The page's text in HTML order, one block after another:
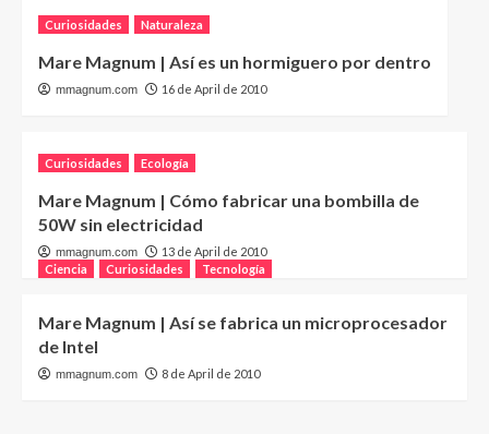
Curiosidades Naturaleza
Mare Magnum | Así es un hormiguero por dentro
mmagnum.com 16 de April de 2010
Curiosidades Ecología
Mare Magnum | Cómo fabricar una bombilla de
50W sin electricidad
mmagnum.com
13 de April de 2010
Ciencia
Curiosidades Tecnología
Mare Magnum | Así se fabrica un microprocesador
de Intel
mmagnum.com 8 de April de 2010